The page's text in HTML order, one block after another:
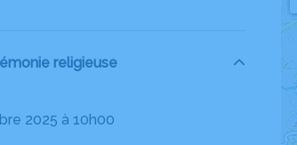
religieuse
2025 à 10h00